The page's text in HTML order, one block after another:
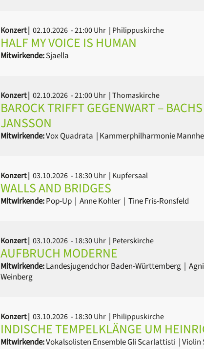
Konzert | 02.10.2026 - 21:00 Uhr | Philippuskirche
HALF MY VOICE IS HUMAN
Mitwirkende:Sjaella
Konzert | 02.10.2026 - 21:00 Uhr | Thomaskirche
BAROCK TRIFFT GEGENWART –
JANSSON
Mitwirkende:Vox Quadrata | Kammerphilharmonie
Konzert | 03.10.2026 - 18:30 Uhr | Kupfersaal
WALLS AND BRIDGES
Mitwirkende:Pop-Up | Anne Kohler | Tine Fris-Ronsfeld
Konzert | 03.10.2026 - 18:30 Uhr | Peterskirche
AUFBRUCH MODERNE
Mitwirkende:Landesjugendchor Baden-Württemberg |
Weinberg
Konzert | 03.10.2026 - 18:30 Uhr | Philippuskirche
INDISCHE TEMPELKLÄNGE UM
Mitwirkende:Vokalsolisten Ensemble Gli Scarlattisti |Violin